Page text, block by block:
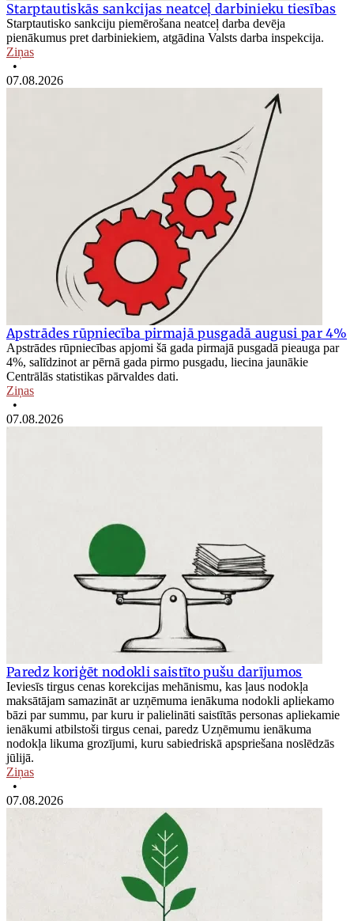
Starptautiskās sankcijas neatceļ darbinieku tiesības
Starptautisko sankciju piemērošana neatceļ darba devēja
pienākumus pret darbiniekiem, atgādina Valsts darba inspekcija.
Ziņas
•
07.08.2026
Apstrādes rūpniecība pirmajā pusgadā augusi par 4%
Apstrādes rūpniecības apjomi šā gada pirmajā pusgadā pieauga par
4%, salīdzinot ar pērnā gada pirmo pusgadu, liecina jaunākie
Centrālās statistikas pārvaldes dati.
Ziņas
•
07.08.2026
Paredz koriģēt nodokli saistīto pušu darījumos
Ieviesīs tirgus cenas korekcijas mehānismu, kas ļaus nodokļa
maksātājam samazināt ar uzņēmuma ienākuma nodokli apliekamo
bāzi par summu, par kuru ir palielināti saistītās personas apliekamie
ienākumi atbilstoši tirgus cenai, paredz Uzņēmumu ienākuma
nodokļa likuma grozījumi, kuru sabiedriskā apspriešana noslēdzās
jūlijā.
Ziņas
•
07.08.2026